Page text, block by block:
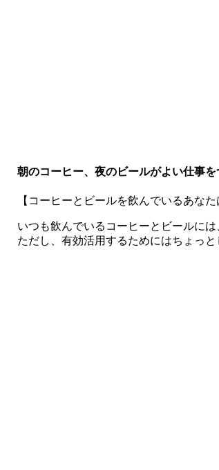
朝のコーヒー、夜のビールがよい仕事を
【コーヒーとビールを飲んでいるあな
いつも飲んでいるコーヒーとビールに
ただし、有効活用するためにはちょっと